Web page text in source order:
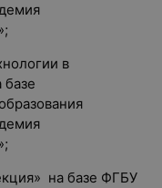
в
базе
на базе ФГБУ